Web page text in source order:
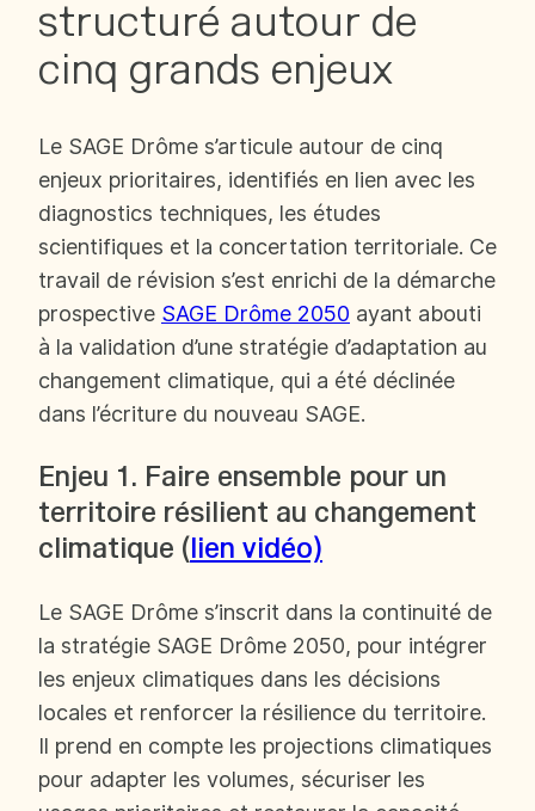
structuré autour de
cinq grands enjeux
Le SAGE Drôme s’articule autour de cinq
enjeux prioritaires, identifiés en lien avec les
diagnostics techniques, les études
scientifiques et la concertation territoriale. Ce
travail de révision s’est enrichi de la démarche
prospective SAGE Drôme 2050 ayant abouti
à la validation d’une stratégie d’adaptation au
changement climatique, qui a été déclinée
dans l’écriture du nouveau SAGE.
Enjeu 1. Faire ensemble pour un
territoire résilient au changement
climatique ( lien vidéo)
Le SAGE Drôme s’inscrit dans la continuité de
la stratégie SAGE Drôme 2050, pour intégrer
les enjeux climatiques dans les décisions
locales et renforcer la résilience du territoire.
Il prend en compte les projections climatiques
pour adapter les volumes, sécuriser les